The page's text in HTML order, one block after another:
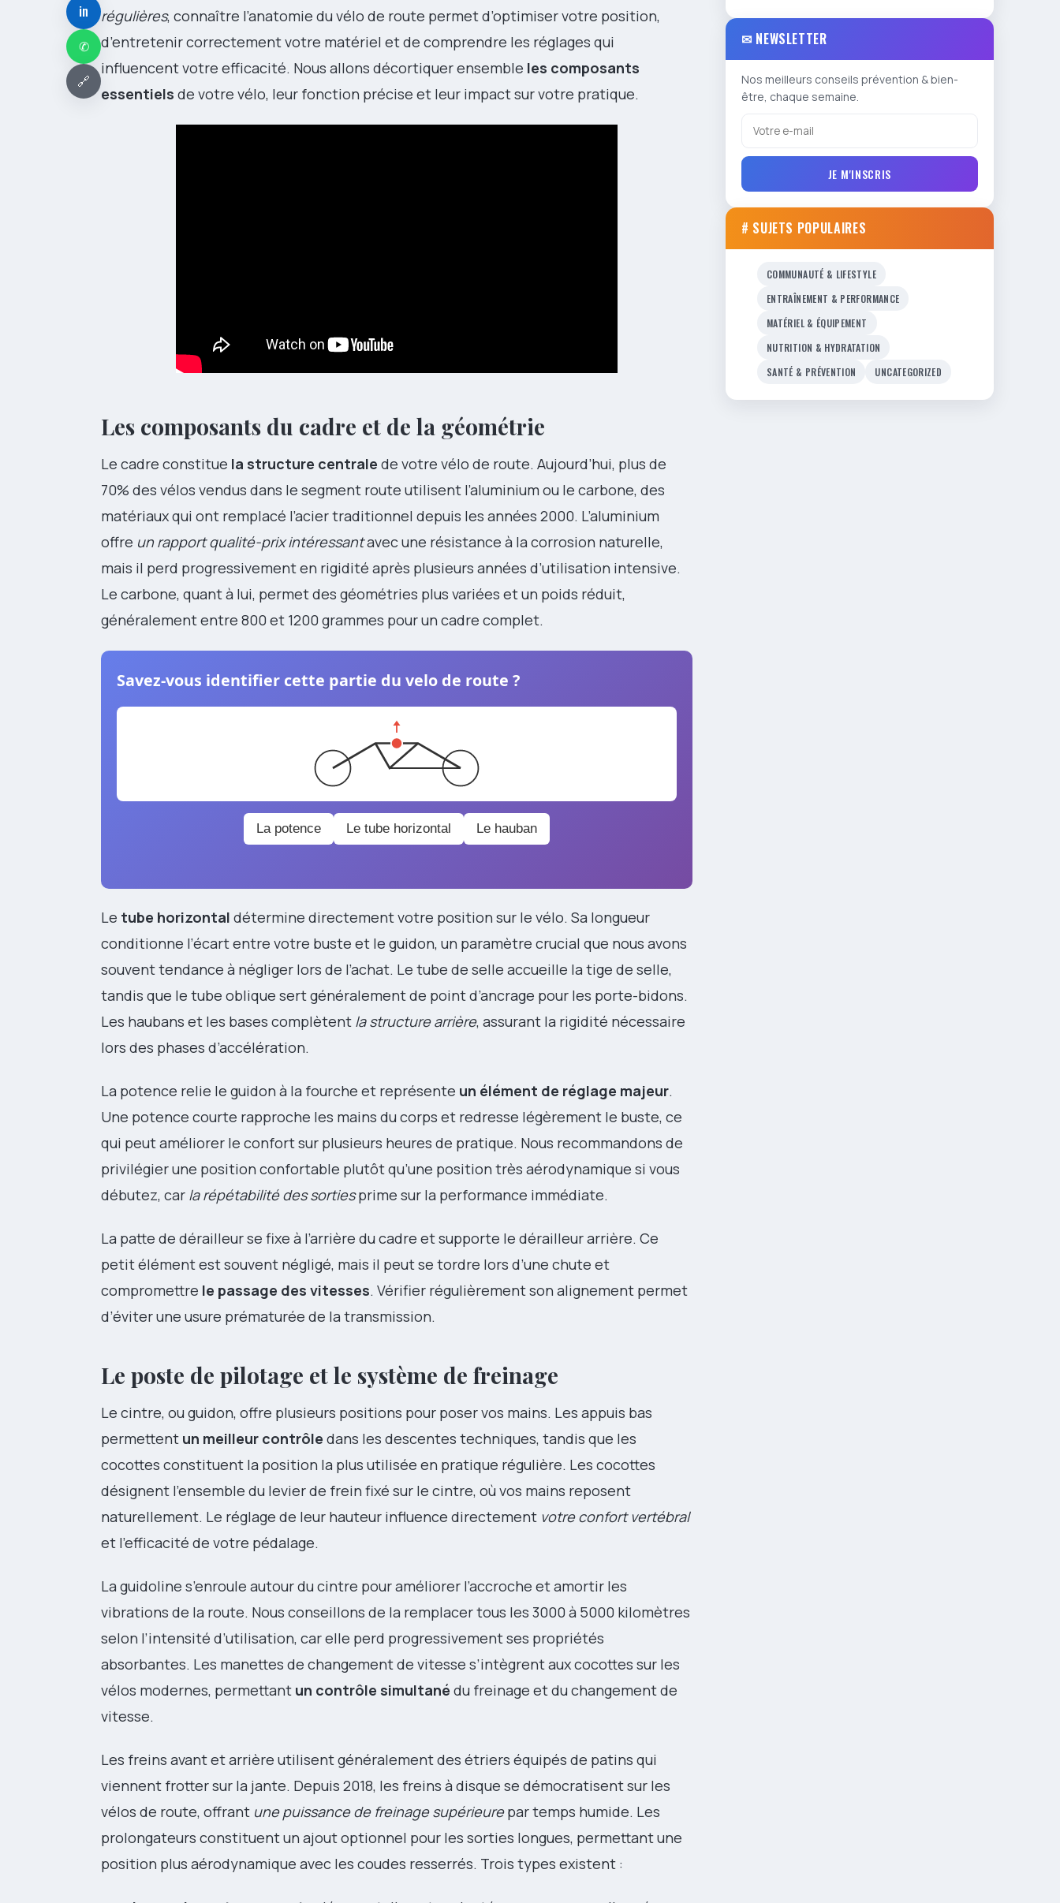
in
✆
🔗
régulières, connaître l’anatomie du vélo de route permet d’optimiser votre position,
d’entretenir correctement votre matériel et de comprendre les réglages qui
influencent votre efficacité. Nous allons décortiquer ensemble les composants
essentiels de votre vélo, leur fonction précise et leur impact sur votre pratique.
Les composants du cadre et de la géométrie
Le cadre constitue la structure centrale de votre vélo de route. Aujourd’hui, plus de
70% des vélos vendus dans le segment route utilisent l’aluminium ou le carbone, des
matériaux qui ont remplacé l’acier traditionnel depuis les années 2000. L’aluminium
offre un rapport qualité-prix intéressantavec une résistance à la corrosion naturelle,
mais il perd progressivement en rigidité après plusieurs années d’utilisation intensive.
Le carbone, quant à lui, permet des géométries plus variées et un poids réduit,
généralement entre 800 et 1200 grammes pour un cadre complet.
Savez-vous identifier cette partie du velo de route ?
La potence Le tube horizontal Le hauban
Le tube horizontal détermine directement votre position sur le vélo. Sa longueur
conditionne l’écart entre votre buste et le guidon, un paramètre crucial que nous avons
souvent tendance à négliger lors de l’achat. Le tube de selle accueille la tige de selle,
tandis que le tube oblique sert généralement de point d’ancrage pour les porte-bidons.
Les haubans et les bases complètent la structure arrière, assurant la rigidité nécessaire
lors des phases d’accélération.
La potence relie le guidon à la fourche et représente un élément de réglage majeur.
Une potence courte rapproche les mains du corps et redresse légèrement le buste, ce
qui peut améliorer le confort sur plusieurs heures de pratique. Nous recommandons de
privilégier une position confortable plutôt qu’une position très aérodynamique si vous
débutez, car la répétabilité des sortiesprime sur la performance immédiate.
La patte de dérailleur se fixe à l’arrière du cadre et supporte le dérailleur arrière. Ce
petit élément est souvent négligé, mais il peut se tordre lors d’une chute et
compromettre le passage des vitesses. Vérifier régulièrement son alignement permet
d’éviter une usure prématurée de la transmission.
Le poste de pilotage et le système de freinage
Le cintre, ou guidon, offre plusieurs positions pour poser vos mains. Les appuis bas
permettent un meilleur contrôle dans les descentes techniques, tandis que les
cocottes constituent la position la plus utilisée en pratique régulière. Les cocottes
désignent l’ensemble du levier de frein fixé sur le cintre, où vos mains reposent
naturellement. Le réglage de leur hauteur influence directement votre confort vertébral
et l’efficacité de votre pédalage.
La guidoline s’enroule autour du cintre pour améliorer l’accroche et amortir les
vibrations de la route. Nous conseillons de la remplacer tous les 3000 à 5000 kilomètres
selon l’intensité d’utilisation, car elle perd progressivement ses propriétés
absorbantes. Les manettes de changement de vitesse s’intègrent aux cocottes sur les
vélos modernes, permettant un contrôle simultané du freinage et du changement de
vitesse.
Les freins avant et arrière utilisent généralement des étriers équipés de patins qui
viennent frotter sur la jante. Depuis 2018, les freins à disque se démocratisent sur les
vélos de route, offrant une puissance de freinage supérieurepar temps humide. Les
prolongateurs constituent un ajout optionnel pour les sorties longues, permettant une
position plus aérodynamique avec les coudes resserrés. Trois types existent :
✉ NEWSLETTER
Nos meilleurs conseils prévention & bien-
être, chaque semaine.
JE M'INSCRIS
# SUJETS POPULAIRES
COMMUNAUTÉ & LIFESTYLE
ENTRAÎNEMENT & PERFORMANCE
MATÉRIEL & ÉQUIPEMENT
NUTRITION & HYDRATATION
SANTÉ & PRÉVENTION
UNCATEGORIZED